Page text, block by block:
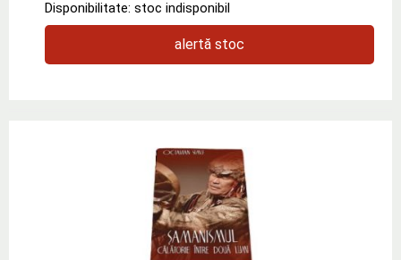
Disponibilitate: stoc indisponibil
alertă stoc